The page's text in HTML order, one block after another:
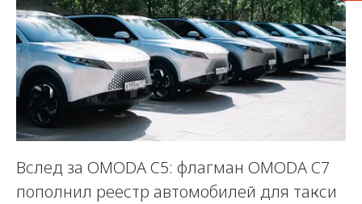
Вслед за OMODA C5: флагман OMODA C7
пополнил реестр автомобилей для такси